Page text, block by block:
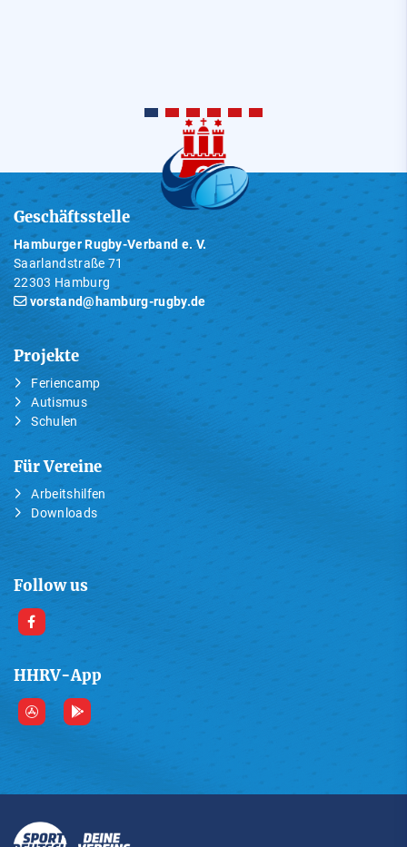
Geschäftsstelle
Hamburger Rugby-Verband e. V.
Saarlandstraße 71
22303 Hamburg
vorstand@hamburg-rugby.de
Projekte
Feriencamp
Autismus
Schulen
Für Vereine
Arbeitshilfen
Downloads
Follow us
HHRV-App